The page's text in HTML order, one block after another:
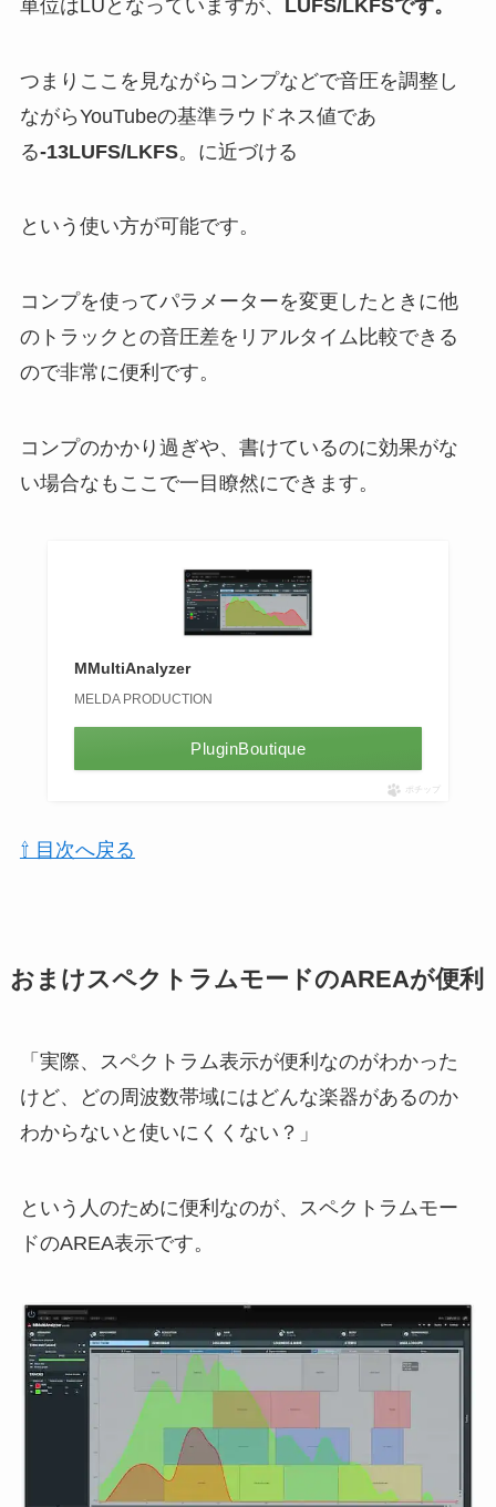
単位はLUとなっていますが、 LUFS/LKFSです。
つまりここを見ながらコンプなどで音圧を調整し
ながらYouTubeの基準ラウドネス値であ
る-13LUFS/LKFS。に近づける
という使い方が可能です。
コンプを使ってパラメーターを変更したときに他
のトラックとの音圧差をリアルタイム比較できる
ので非常に便利です。
コンプのかかり過ぎや、書けているのに効果がな
い場合なもここで一目瞭然にできます。
MMultiAnalyzer
MELDA PRODUCTION
PluginBoutique
ポチップ
⇧ 目次へ戻る
おまけスペクトラムモードのAREAが便利
「実際、スペクトラム表示が便利なのがわかった
けど、どの周波数帯域にはどんな楽器があるのか
わからないと使いにくくない？」
という人のために便利なのが、スペクトラムモー
ドのAREA表示です。